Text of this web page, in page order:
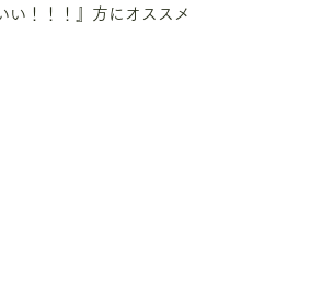
い！！！』方にオススメ